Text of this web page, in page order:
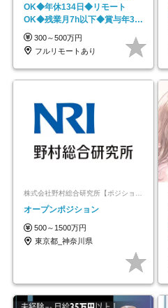
OK◆年休134日◆リモート
OK◆残業月7h以下◆賞与年3回
◆5年目まで必ず昇給
300～500万円
フルリモートあり
株式会社野村総合研究所【ポジションマッチ登録】
オープンポジション
500～1500万円
東京都_神奈川県